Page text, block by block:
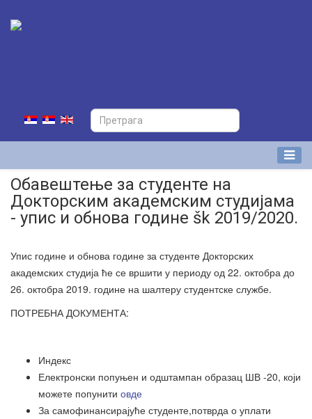
Обавештење за студенте на
Докторским академским студијама
- упис и обнова године šk 2019/2020.
Упис године и обнова године за студенте Докторских
академских студија ће се вршити у периоду од 22. октобра до
26. октобра 2019. године на шалтеру студентске службе.
ПОТРЕБНА ДОКУМЕНТА:
Индекс
Електронски попуњен и одштампан образац ШВ -20, који
можете попунити овде
За самофинансирајуће студенте,потврда о уплати